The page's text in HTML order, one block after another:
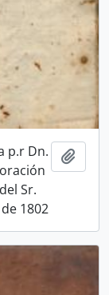
p.r Dn.
Sr.
1802